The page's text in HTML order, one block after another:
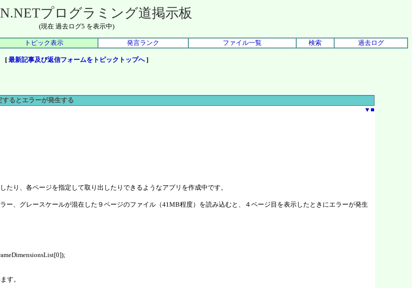
プログラミング道掲示板
(現在 過去ログ5 を表示中)
トピック表示 発言ランク ファイル一覧 検索 過去ログ
[ 最新記事及び返信フォームをトピックトップへ]
るとエラーが発生する
▼ ■
り、各ページを指定して取り出したりできるようなアプリを作成中です。
ー、グレースケールが混在した９ページのファイル（41MB程度）を読み込むと、４ページ目を表示したときにエラーが発生
す。